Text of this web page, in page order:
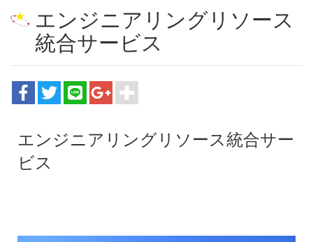
エンジニアリングリソース
統合サービス
エンジニアリングリソース統合サー
ビス